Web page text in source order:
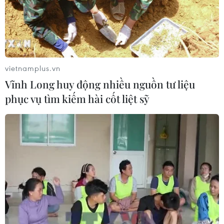
08/08/2026 01:45
Quốc hội thảo luận dự án Luật Dầu
khí (sửa đổi), bảo đảm an ninh năng
lượng
biện pháp phòng vệ thương mại tại
Canada
Libya tiến gần hơn tới mục tiêu khai
thác 2 triệu thùng dầu mỗi ngày
08/08/2026 00:12
vietnamplus.vn
Vĩnh Long huy động nhiều nguồn tư liệu
phục vụ tìm kiếm hài cốt liệt sỹ